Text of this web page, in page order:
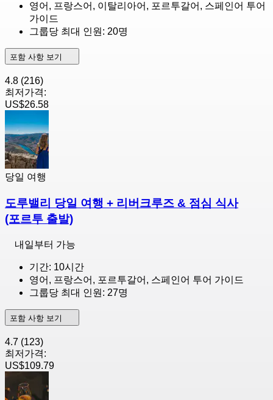
영어, 프랑스어, 이탈리아어, 포르투갈어, 스페인어 투어
가이드
그룹당 최대 인원: 20명
포함 사항 보기
4.8 (216)
최저가격:
US$26.58
당일 여행
도루밸리 당일 여행 + 리버크루즈 & 점심 식사
(포르투 출발)
내일부터 가능
기간: 10시간
영어, 프랑스어, 포르투갈어, 스페인어 투어 가이드
그룹당 최대 인원: 27명
포함 사항 보기
4.7 (123)
최저가격:
US$109.79